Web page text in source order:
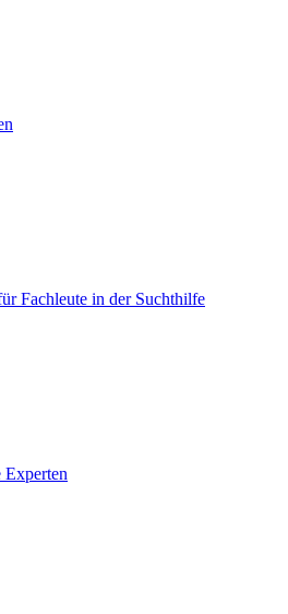
Fachleute in der Suchthilfe
Experten